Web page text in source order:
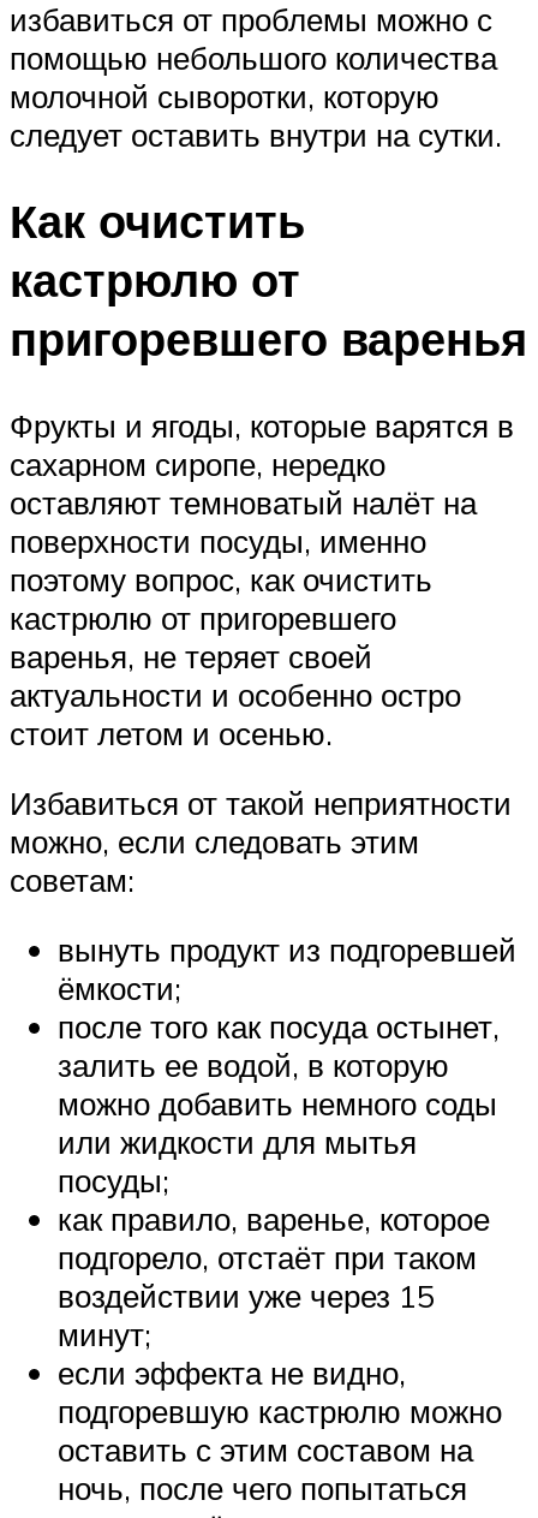
избавиться от проблемы можно с
помощью небольшого количества
молочной сыворотки, которую
следует оставить внутри на сутки.
Как очистить
кастрюлю от
пригоревшего варенья
Фрукты и ягоды, которые варятся в
сахарном сиропе, нередко
оставляют темноватый налёт на
поверхности посуды, именно
поэтому вопрос, как очистить
кастрюлю от пригоревшего
варенья, не теряет своей
актуальности и особенно остро
стоит летом и осенью.
Избавиться от такой неприятности
можно, если следовать этим
советам:
вынуть продукт из подгоревшей
ёмкости;
после того как посуда остынет,
залить ее водой, в которую
можно добавить немного соды
или жидкости для мытья
посуды;
как правило, варенье, которое
подгорело, отстаёт при таком
воздействии уже через 15
минут;
если эффекта не видно,
подгоревшую кастрюлю можно
оставить с этим составом на
ночь, после чего попытаться